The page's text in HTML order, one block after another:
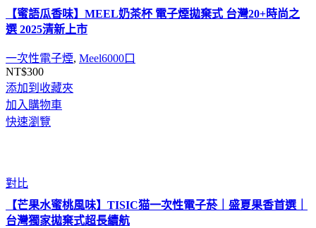
【蜜語瓜香味】MEEL奶茶杯 電子煙拋棄式 台灣20+時尚之
選 2025清新上市
一次性電子煙, Meel6000口
NT$300
添加到收藏夾
加入購物車
快速瀏覽
對比
【芒果水蜜桃風味】TISIC猫一次性電子菸｜盛夏果香首選｜
台灣獨家拋棄式超長續航